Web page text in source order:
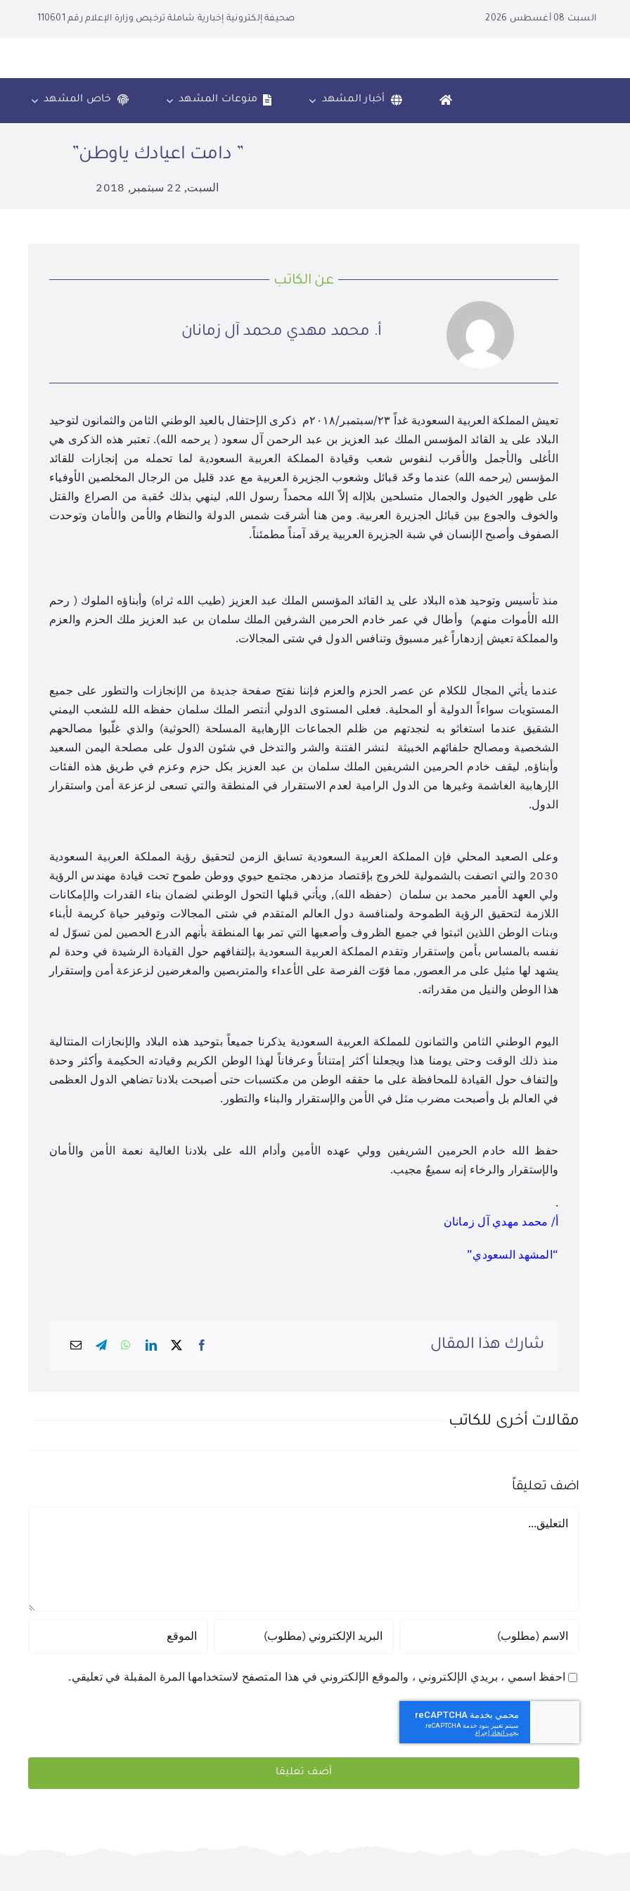
السبت 08 أغسطس 2026 صحيفة إلكترونية إخبارية شاملة ترخيص وزارة الإعلام رقم 110601
أخبار المشهد منوعات المشهد خاص المشهد
” دامت اعيادك ياوطن”
السبت, 22 سبتمبر, 2018
عن الكاتب
أ. محمد مهدي محمد آل زمانان
تعيش المملكة العربية السعودية غداً ٢٣/سبتمبر/٢٠١٨م ذكرى الإحتفال بالعيد الوطني الثامن والثمانون لتوحيد
البلاد على يد القائد المؤسس الملك عبد العزيز بن عبد الرحمن آل سعود ( يرحمه الله). تعتبر هذه الذكرى هي
الأغلى والأجمل والأقرب لنفوس شعب وقيادة المملكة العربية السعودية لما تحمله من إنجازات للقائد
المؤسس (يرحمه الله) عندما وحّد قبائل وشعوب الجزيرة العربية مع عدد قليل من الرجال المخلصين الأوفياء
على ظهور الخيول والجمال متسلحين بلاإله إلاّ الله محمداً رسول الله, لينهي بذلك حُقبة من الصراع والقتل
والخوف والجوع بين قبائل الجزيرة العربية. ومن هنا أشرقت شمس الدولة والنظام والأمن والأمان وتوحدت
الصفوف وأصبح الإنسان في شبة الجزيرة العربية يرقد آمناً مطمئناً.
منذ تأسيس وتوحيد هذه البلاد على يد القائد المؤسس الملك عبد العزيز (طيب الله ثراه) وأبناؤه الملوك ( رحم
الله الأموات منهم) وأطال في عمر خادم الحرمين الشرفين الملك سلمان بن عبد العزيز ملك الحزم والعزم
والمملكة تعيش إزدهاراً غير مسبوق وتنافس الدول في شتى المجالات.
عندما يأتي المجال للكلام عن عصر الحزم والعزم فإننا نفتح صفحة جديدة من الإنجازات والتطور على جميع
المستويات سواءاً الدولية أو المحلية. فعلى المستوى الدولي أنتصر الملك سلمان حفظه الله للشعب اليمني
الشقيق عندما استغاثو به لنجدتهم من ظلم الجماعات الإرهابية المسلحة (الحوثية) والذي غلّبوا مصالحهم
الشخصية ومصالح حلفائهم الخبيثة لنشر الفتنة والشر والتدخل في شئون الدول على مصلحة اليمن السعيد
وأبناؤه, ليقف خادم الحرمين الشريفين الملك سلمان بن عبد العزيز بكل حزم وعزم في طريق هذه الفئات
الإرهابية الغاشمة وغيرها من الدول الرامية لعدم الاستقرار في المنطقة والتي تسعى لزعزعة أمن واستقرار
الدول.
وعلى الصعيد المحلي فإن المملكة العربية السعودية تسابق الزمن لتحقيق رؤية المملكة العربية السعودية
2030 والتي اتصفت بالشمولية للخروج بإقتصاد مزدهر, مجتمع حيوي ووطن طموح تحت قيادة مهندس الرؤية
ولي العهد الأمير محمد بن سلمان (حفظه الله), ويأتي قبلها التحول الوطني لضمان بناء القدرات والإمكانات
اللازمة لتحقيق الرؤية الطموحة ولمنافسة دول العالم المتقدم في شتى المجالات وتوفير حياة كريمة لأبناء
وبنات الوطن اللذين اثبتوا في جميع الظروف وأصعبها التي تمر بها المنطقة بأنهم الدرع الحصين لمن تسوّل له
نفسه بالمساس بأمن وإستقرار وتقدم المملكة العربية السعودية بإلتفافهم حول القيادة الرشيدة في وحدة لم
يشهد لها مثيل على مر العصور, مما فوّت الفرصة على الأعداء والمتربصين والمغرضين لزعزعة أمن وإستقرار
هذا الوطن والنيل من مقدراته.
اليوم الوطني الثامن والثمانون للمملكة العربية السعودية يذكرنا جميعاً بتوحيد هذه البلاد والإنجازات المتتالية
منذ ذلك الوقت وحتى يومنا هذا ويجعلنا أكثر إمتناناً وعرفاناً لهذا الوطن الكريم وقيادته الحكيمة وأكثر وحدة
وإلتفاف حول القيادة للمحافظة على ما حققه الوطن من مكتسبات حتى أصبحت بلادنا تضاهي الدول العظمى
في العالم بل وأصبحت مضرب مثل في الأمن والإستقرار والبناء والتطور.
حفظ الله خادم الحرمين الشريفين وولي عهده الأمين وأدام الله على بلادنا الغالية نعمة الأمن والأمان
والإستقرار والرخاء إنه سميعٌ مجيب.
.
أ/ محمد مهدي آل زمانان
“المشهد السعودي”
شارك هذا المقال
عنوان الصورة
عدسة: هادي آل دويس
مقالات أخرى للكاتب
اضف تعليقاً
تعليق
احفظ اسمي ، بريدي الإلكتروني ، والموقع الإلكتروني في هذا المتصفح لاستخدامها المرة المقبلة في تعليقي.